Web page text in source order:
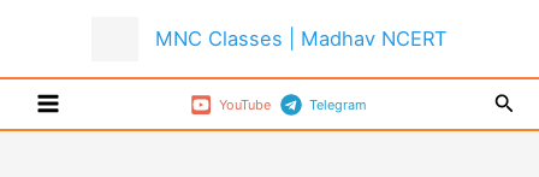
MNC Classes | Madhav NCERT
YouTube Telegram